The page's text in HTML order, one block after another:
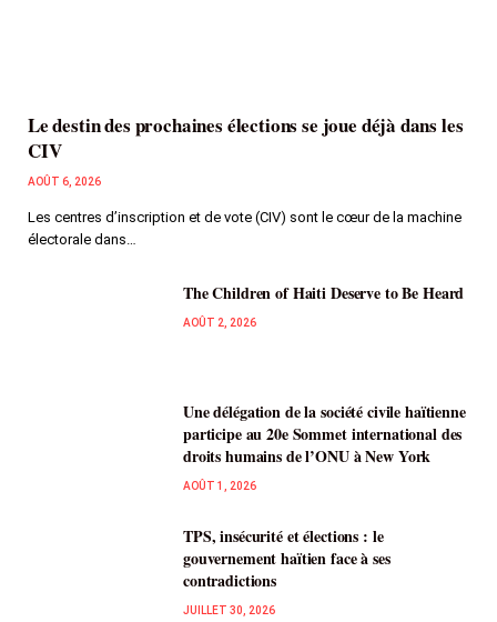
Le destin des prochaines élections se joue déjà dans les
CIV
AOÛT 6, 2026
Les centres d’inscription et de vote (CIV) sont le cœur de la machine
électorale dans…
The Children of Haiti Deserve to Be Heard
AOÛT 2, 2026
Une délégation de la société civile haïtienne
participe au 20e Sommet international des
droits humains de l’ONU à New York
AOÛT 1, 2026
TPS, insécurité et élections : le
gouvernement haïtien face à ses
contradictions
JUILLET 30, 2026